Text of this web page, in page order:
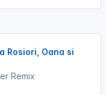
Rosiori, Oana si
Remix